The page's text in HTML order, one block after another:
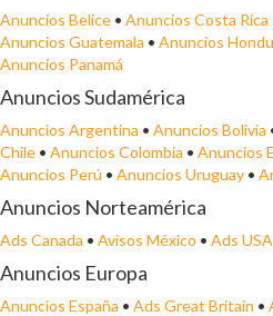
Anuncios Belice • Anuncios Costa Rica
Anuncios Guatemala • Anuncios
Anuncios Panamá
Anuncios Sudamérica
Anuncios Argentina • Anuncios Bolivia
Chile • Anuncios Colombia • Anuncios
Anuncios Perú • Anuncios Uruguay •
Anuncios Norteamérica
Ads Canada • Avisos México • Ads USA
Anuncios Europa
Anuncios España • Ads Great Britain •